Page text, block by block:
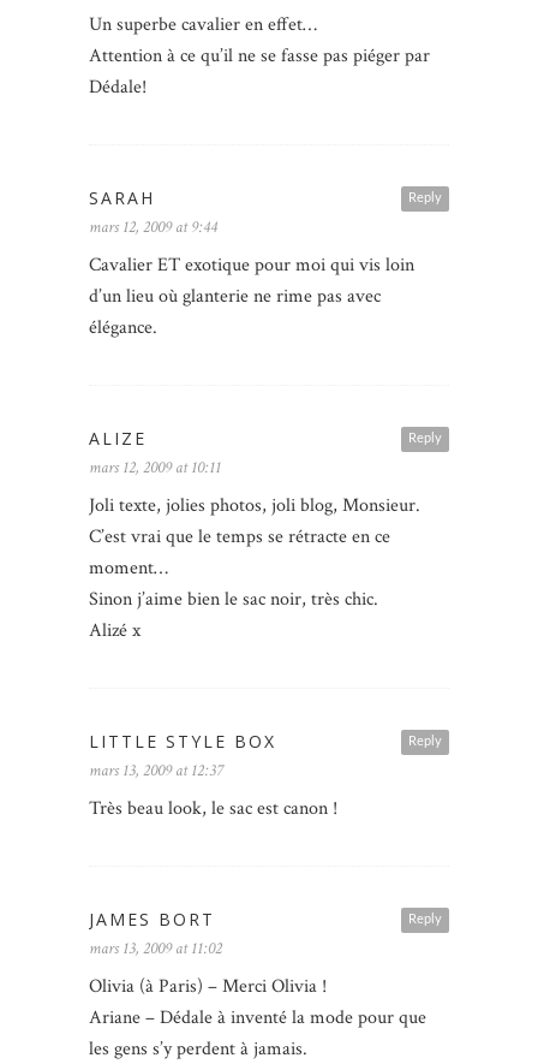
Un superbe cavalier en effet…
Attention à ce qu’il ne se fasse pas piéger par
Dédale!
Reply
SARAH
mars 12, 2009 at 9:44
Cavalier ET exotique pour moi qui vis loin
d’un lieu où glanterie ne rime pas avec
élégance.
Reply
ALIZE
mars 12, 2009 at 10:11
Joli texte, jolies photos, joli blog, Monsieur.
C’est vrai que le temps se rétracte en ce
moment…
Sinon j’aime bien le sac noir, très chic.
Alizé x
Reply
LITTLE STYLE BOX
mars 13, 2009 at 12:37
Très beau look, le sac est canon !
Reply
JAMES BORT
mars 13, 2009 at 11:02
Olivia (à Paris) – Merci Olivia !
Ariane – Dédale à inventé la mode pour que
les gens s’y perdent à jamais.